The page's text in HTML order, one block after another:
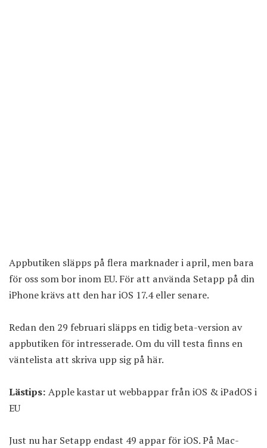
Appbutiken släpps på flera marknader i april, men bara
för oss som bor inom EU. För att använda Setapp på din
iPhone krävs att den har iOS 17.4 eller senare.
Redan den 29 februari släpps en tidig beta-version av
appbutiken för intresserade. Om du vill testa finns en
väntelista att skriva upp sig på här.
Lästips: Apple kastar ut webbappar från iOS & iPadOS i
EU
Just nu har Setapp endast 49 appar för iOS. På Mac-